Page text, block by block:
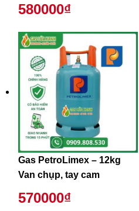
580000₫
Gas PetroLimex – 12kg
Van chụp, tay cam
570000₫